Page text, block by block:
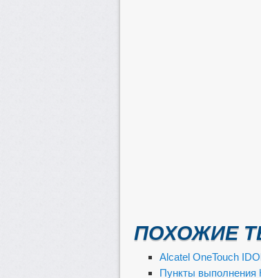
ПОХОЖИЕ
Alcatel OneTouch
Пункты выполнения